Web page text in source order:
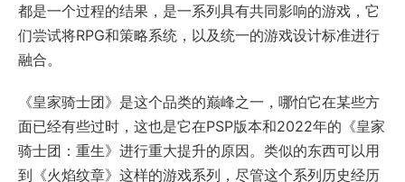
都是一个过程的结果，是一系列具有共同影响的游戏，它
们尝试将RPG和策略系统，以及统一的游戏设计标准进行
融合。
《皇家骑士团》是这个品类的巅峰之一，哪怕它在某些方
面已经有些过时，这也是它在PSP版本和2022年的《皇家
骑士团：重生》进行重大提升的原因。类似的东西可以用
到《火焰纹章》这样的游戏系列，尽管这个系列历史经历